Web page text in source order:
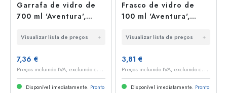
Garrafa de vidro de
700 ml 'Aventura',
Visualizar lista de preços
7,36 €
P
reços incluindo IVA, excluindo custos de envio
Disponível imediatamente. Pronto
Frasco de vidro de
100 ml 'Aventura',
Visualizar lista de preços
3,81 €
P
reços incluindo IVA, excluindo custos de envio
Disponível imediatamente. Pronto